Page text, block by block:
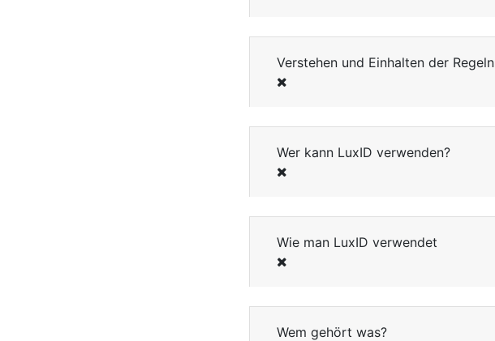
Verstehen und Einhalten der Regeln
Wer kann LuxID verwenden?
Wie man LuxID verwendet
Wem gehört was?